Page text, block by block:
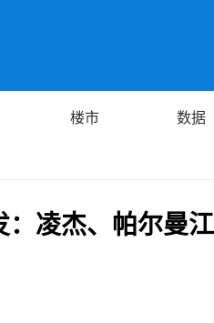
楼市 数据
凌杰、帕尔曼